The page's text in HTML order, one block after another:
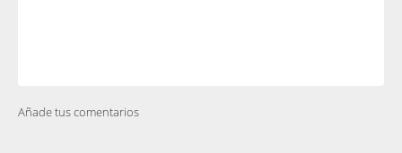
Añade tus comentarios